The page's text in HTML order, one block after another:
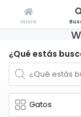
¿Qué estás
Inicio